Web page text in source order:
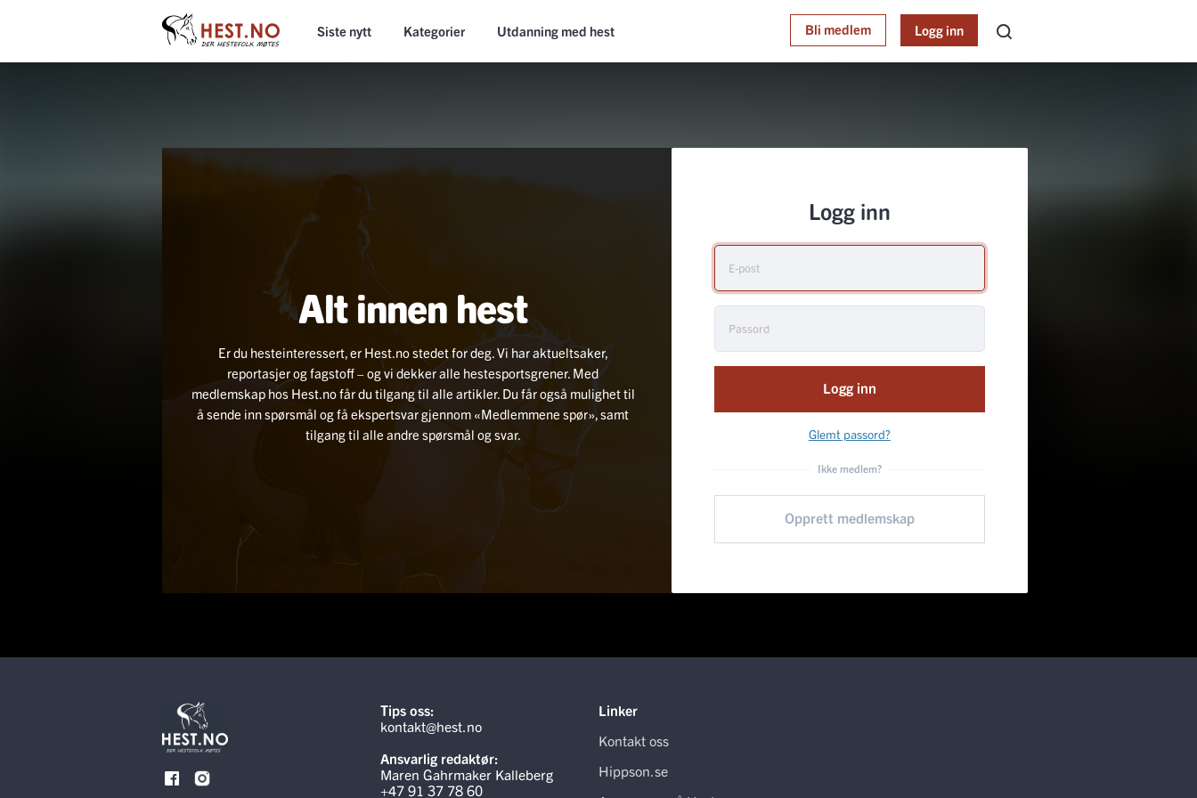
Siste nytt Kategorier Utdanning med hest Bli medlem Logg inn
Alt innen hest
Er du hesteinteressert, er Hest.no stedet for deg. Vi har aktueltsaker,
reportasjer og fagstoff – og vi dekker alle hestesportsgrener. Med
medlemskap hos Hest.no får du tilgang til alle artikler. Du får også mulighet til
å sende inn spørsmål og få ekspertsvar gjennom «Medlemmene spør», samt
tilgang til alle andre spørsmål og svar.
Logg inn
Logg inn
Glemt passord?
Ikke medlem?
Opprett medlemskap
Tips oss:
kontakt@hest.no
Ansvarlig redaktør:
Maren Gahrmaker Kalleberg
+47 91 37 78 60
Linker
Kontakt oss
Hippson.se